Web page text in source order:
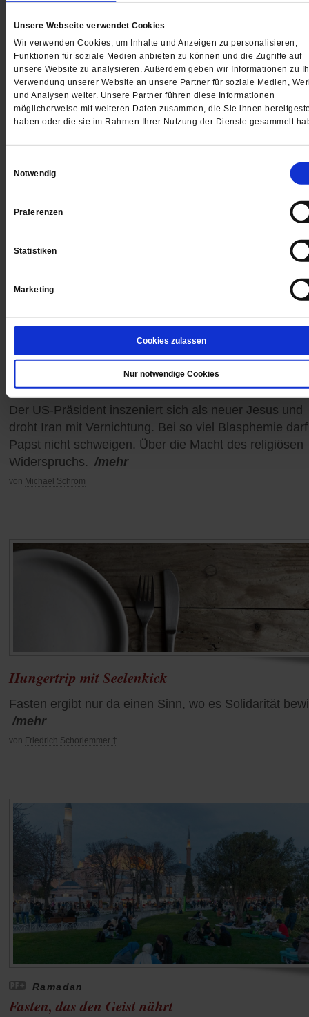
Unsere Webseite verwendet Cookies
Wir verwenden Cookies, um Inhalte und Anzeigen zu personalisieren,
Funktionen für soziale Medien anbieten zu können und die Zugriffe auf
unsere Website zu analysieren. Außerdem geben wir Informationen zu
Verwendung unserer Website an unsere Partner für soziale Medien,
und Analysen weiter. Unsere Partner führen diese Informationen
möglicherweise mit weiteren Daten zusammen, die Sie ihnen
haben oder die sie im Rahmen Ihrer Nutzung der Dienste gesammelt
Notwendig
Präferenzen
Statistiken
Marketing
Cookies zulassen
Nur notwendige Cookies
Gottes Doppelstrategie
Der Prediger Johannes Tauler erkannte schon im 14.
Jahrhundert, dass Psychologie und Theologie
zusammengehören. /mehr
vonGotthard Fuchs
Donald Trump wütet gegen Papst Leo XIV.
Narziss und Papstmund
Der US-Präsident inszeniert sich als neuer Jesus und
droht Iran mit Vernichtung. Bei so viel Blasphemie
Papst nicht schweigen. Über die Macht des religiösen
Widerspruchs. /mehr
von Michael Schrom
Hungertrip mit Seelenkick
Fasten ergibt nur da einen Sinn, wo es Solidarität
/mehr
von Friedrich Schorlemmer †
Ramadan
Fasten, das den Geist nährt